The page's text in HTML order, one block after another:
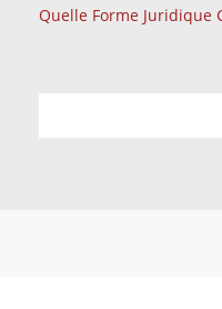
Quelle Forme Juridique